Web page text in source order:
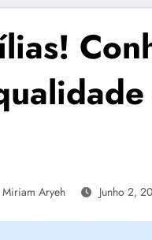
Miriam Aryeh Junho 2,